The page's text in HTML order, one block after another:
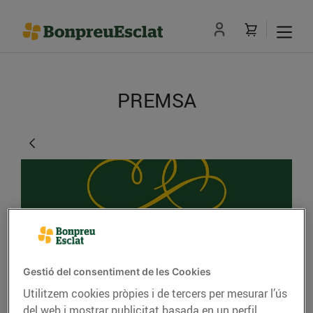
PREMSA
Construcció d'un
Gestió del consentiment de les Cookies
Utilitzem cookies pròpies i de tercers per mesurar l’ús
del web i mostrar publicitat basada en un perfil